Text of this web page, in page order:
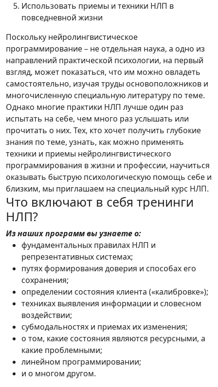
Использовать приемы и техники НЛП в
повседневной жизни
Поскольку нейролингвистическое
программирование – не отдельная наука, а одно из
направлений практической психологии, на первый
взгляд, может показаться, что им можно овладеть
самостоятельно, изучая труды основоположников и
многочисленную специальную литературу по теме.
Однако многие практики НЛП лучше один раз
испытать на себе, чем много раз услышать или
прочитать о них. Тех, кто хочет получить глубокие
знания по теме, узнать, как можно применять
техники и приемы нейролингвистического
программирования в жизни и профессии, научиться
оказывать быструю психологическую помощь себе и
близким, мы приглашаем на специальный курс НЛП.
Что включают в себя тренинги
НЛП?
Из наших программ вы узнаете о:
фундаментальных правилах НЛП и
репрезентативных системах;
путях формирования доверия и способах его
сохранения;
определении состояния клиента («калибровке»);
техниках выявления информации и словесном
воздействии;
субмодальностях и приемах их изменения;
о том, какие состояния являются ресурсными, а
какие проблемными;
линейном программировании;
и о многом другом.